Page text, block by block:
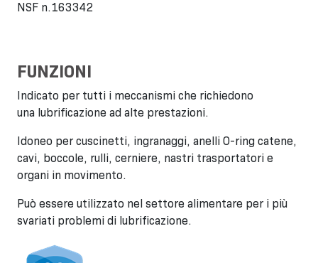
NSF n.163342
FUNZIONI
Indicato per tutti i meccanismi che richiedono
una lubrificazione ad alte prestazioni.
Idoneo per cuscinetti, ingranaggi, anelli O-ring catene,
cavi, boccole, rulli, cerniere, nastri trasportatori e
organi in movimento.
Può essere utilizzato nel settore alimentare per i più
svariati problemi di lubrificazione.